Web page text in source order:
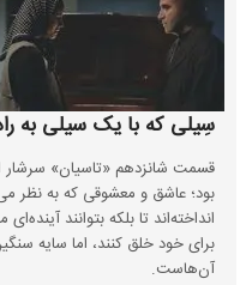
سِیلی که با یک سیلی به
قسمت شانزدهم «تاسیان» سرشار
بود؛ عاشق و معشوقی که به نظر
انداخته‌اند تا بلکه بتوانند
برای خود خلق کنند، اما سایه
آن‌هاست.